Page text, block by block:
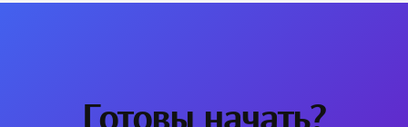
Готовы начать?